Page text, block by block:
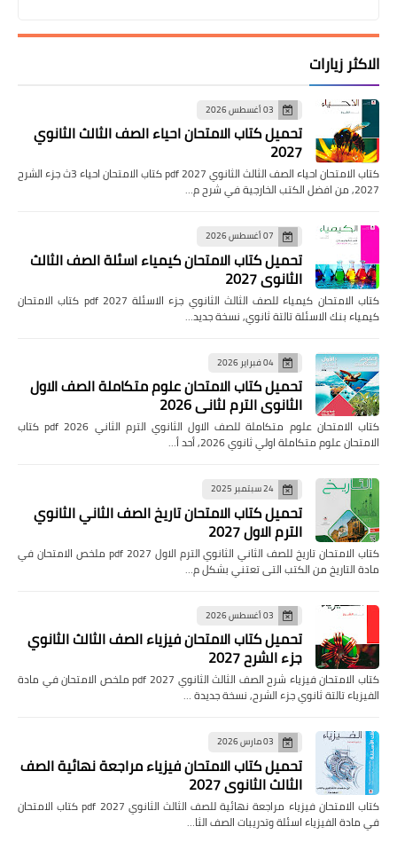
الاكثر زيارات
03 أغسطس 2026
تحميل كتاب الامتحان احياء الصف الثالث الثانوي
2027
كتاب الامتحان احياء الصف الثالث الثانوي pdf 2027 كتاب الامتحان احياء 3ث جزء الشرح
2027, من افضل الكتب الخارجية في شرح م…
07 أغسطس 2026
تحميل كتاب الامتحان كيمياء اسئلة الصف الثالث
الثانوي 2027
كتاب الامتحان كيمياء للصف الثالث الثانوي جزء الاسئلة pdf 2027 كتاب الامتحان
كيمياء بنك الاسئلة تالتة ثانوي, نسخة جديد…
04 فبراير 2026
تحميل كتاب الامتحان علوم متكاملة الصف الاول
الثانوي الترم لثاني 2026
كتاب الامتحان علوم متكاملة للصف الاول الثانوي الترم الثاني pdf 2026 كتاب
الامتحان علوم متكاملة اولي ثانوي 2026, أحد أ…
24 سبتمبر 2025
تحميل كتاب الامتحان تاريخ الصف الثاني الثانوي
الترم الاول 2027
كتاب الامتحان تاريخ للصف الثاني الثانوي الترم الاول pdf 2027 ملخص الامتحان في
مادة التاريخ من الكتب التى تعتني بشكل م…
03 أغسطس 2026
تحميل كتاب الامتحان فيزياء الصف الثالث الثانوي
جزء الشرح 2027
كتاب الامتحان فيزياء شرح الصف الثالث الثانوي pdf 2027 ملخص الامتحان في مادة
الفيزياء تالتة ثانوي جزء الشرح, نسخة جديدة …
03 مارس 2026
تحميل كتاب الامتحان فيزياء مراجعة نهائية الصف
الثالث الثانوي 2027
كتاب الامتحان فيزياء مراجعة نهائية للصف الثالث الثانوي pdf 2027 كتاب الامتحان
في مادة الفيزياء اسئلة وتدريبات الصف الثا…